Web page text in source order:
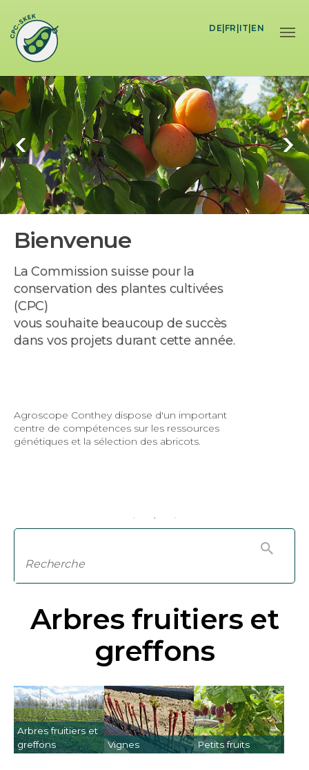
DE| FR IT EN
pour la
cultivées
de succès
cette année.
d'un important
les ressources
abricots.
La Commission
conservation des
vous souhaite
dans vos projets
De la pomme sauvage
diversité des variétés
Arbres fruitiers et
greffons
Arbres fruitiers et
greffons
Vignes Petits fruits